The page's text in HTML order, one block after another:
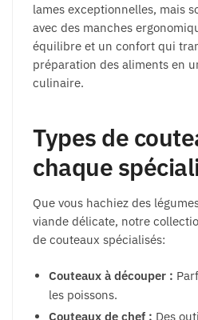
lames exceptionnelles, mais
avec des manches
équilibre et un confort qui
préparation des aliments en
culinaire.
Types de
chaque
Que vous hachiez des
viande délicate, notre
de couteaux spécialisés:
Couteaux à découper :
les poissons.
Couteaux de chef : Des